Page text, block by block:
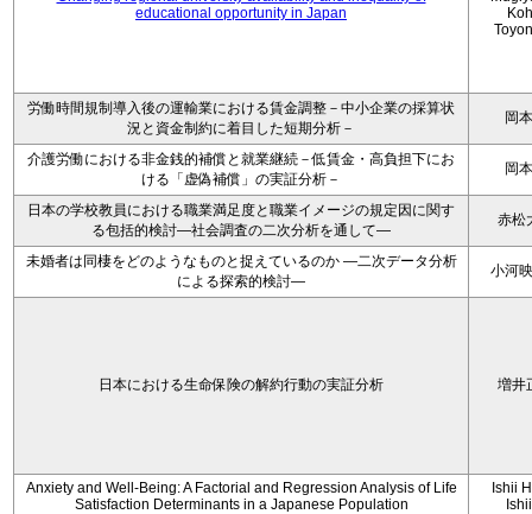
educational opportunity in Japan
労働時間規制導入後の運輸業における賃金調整－中小企業の採算状
況と資金制約に着目した短期分析－
岡
介護労働における非金銭的補償と就業継続－低賃金・高負担下にお
ける「虚偽補償」の実証分析－
岡
日本の学校教員における職業満足度と職業イメージの規定因に関す
る包括的検討―社会調査の二次分析を通して―
赤松
未婚者は同棲をどのようなものと捉えているのか —二次データ分析
による探索的検討—
小河
日本における生命保険の解約行動の実証分析 増井
Anxiety and Well-Being: A Factorial and Regression Analysis of Life
Satisfaction Determinants in a Japanese Population
Ishii